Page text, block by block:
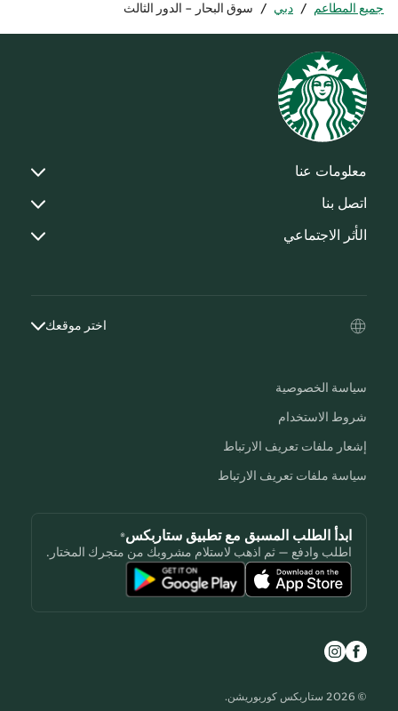
جميع المطاعم / دبي / سوق البحار - الدور الثالث
معلومات عنا
اتصل بنا
الأثر الاجتماعي
اختر موقعك
سياسة الخصوصية
شروط الاستخدام
إشعار ملفات تعريف الارتباط
سياسة ملفات تعريف الارتباط
ابدأ الطلب المسبق مع تطبيق ستاربكس®
اطلب وادفع — ثم اذهب لاستلام مشروبك من متجرك المختار.
© 2026 ستاربكس كوربوريشن.